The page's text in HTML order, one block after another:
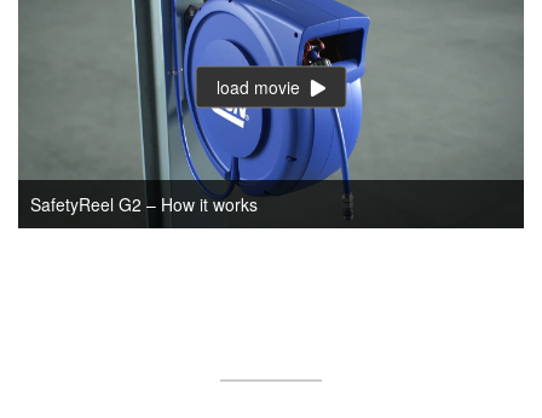
load movie
SafetyReel G2 – How it works